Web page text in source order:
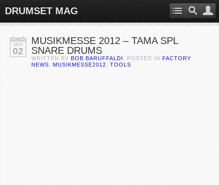
DRUMSET MAG
GEN
02
MUSIKMESSE 2012 – TAMA SPL
SNARE DRUMS
WRITTEN BY BOB BARUFFALDI . POSTED IN FACTORY
NEWS
MUSIKMESSE2012 TOOLS